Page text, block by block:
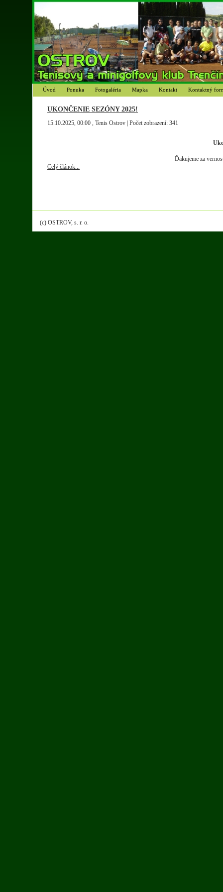
Úvod Ponuka Fotogaléria Mapka Kontakt Kontaktný
UKONČENIE SEZÓNY 2025!
15.10.2025, 00:00 , Tenis Ostrov | Počet zobrazení: 341
Ďakujeme za
Celý článok...
(c) OSTROV, s. r. o.